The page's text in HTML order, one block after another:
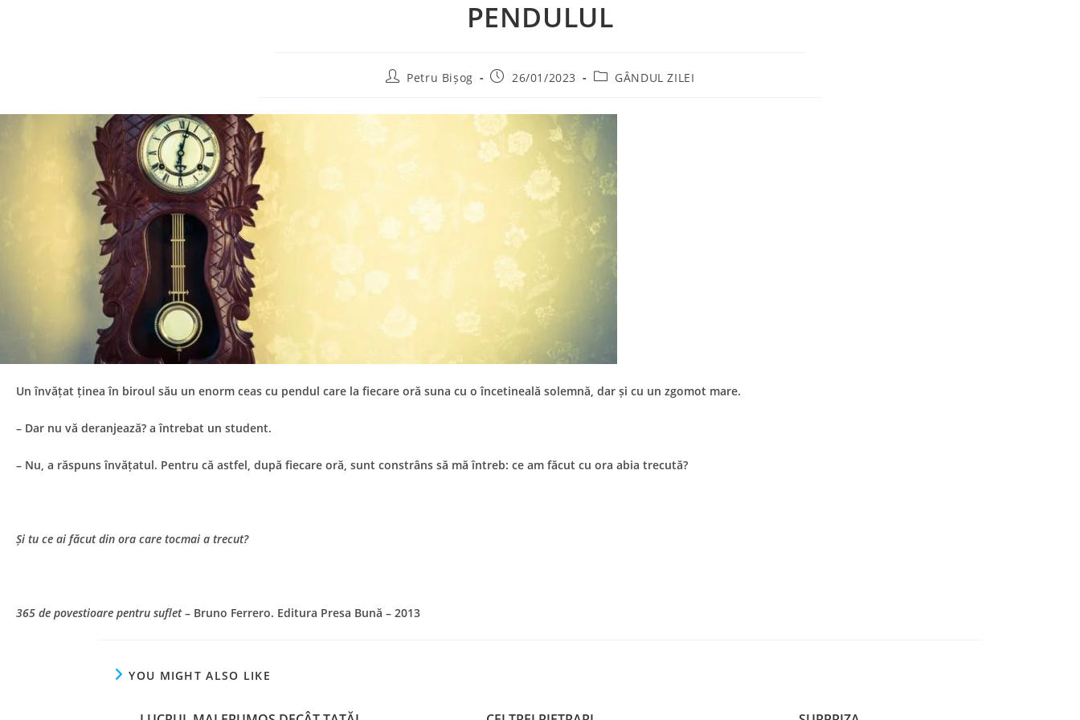
PENDULUL
PostPetru Bișog
Post26/01/2023
PostGÂNDUL ZILEI
Un învățat ținea în biroul său un enorm ceas cu pendul care la fiecare oră suna cu o încetineală solemnă, dar și cu un zgomot mare.
– Dar nu vă deranjează? a întrebat un student.
– Nu, a răspuns învățatul. Pentru că astfel, după fiecare oră, sunt constrâns să mă întreb: ce am făcut cu ora abia trecută?
Și tu ce ai făcut din ora care tocmai a trecut?
365 de povestioare pentru suflet– Bruno Ferrero. Editura Presa Bună – 2013
YOU MIGHT ALSO LIKE